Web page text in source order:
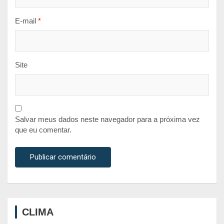
E-mail *
Site
Salvar meus dados neste navegador para a próxima vez
que eu comentar.
CLIMA